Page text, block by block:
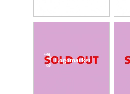
Logomarket